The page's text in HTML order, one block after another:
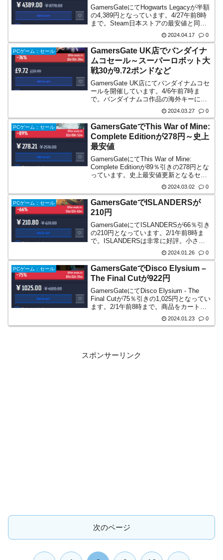
GamersGateにてHogwarts Legacyが半額
の4,389円となっています。4/27午前8時
まで。Steam日本ストアの最安値と同じ
価格でセールしているところ、カート内
で REVELIOCODIO とコードを入力する
と、さらに...
2024.04.17 0
PCゲーム：セール
GamersGate UK店でバンダイナ
ムコセール～スーパーロボット大
戦30が9.72ポンドなど
GamersGate UK店にてバンダイナムコセ
ールを開催しています。4/6午前7時ま
で。バンダイナムコ作品の海外キーに関
しては、Steam日本アカウントでアクテ
ィベート不可なものばかり。ですが以下
の作品たちはGamersGateやGame...
2024.03.27 0
PCゲーム：セール
GamersGateでThis War of Mine:
Complete Editionが278円～史上
最安値
GamersGateにてThis War of Mine:
Complete Editionが89％引きの278円とな
っています。史上最安値更新となるセー
ルは3/4午前8時まで。This War of Mineは
非常に好評。包囲され戦場とな...
2024.03.02 0
PCゲーム：セール
GamersGateでISLANDERSが
210円
GamersGateにてISLANDERSが66％引き
の210円となっています。2/1午前8時ま
で。ISLANDERSは非常に好評。小さな
島を開拓する街づくりゲームかと思いき
や、効率よく建物を配置して高得点を狙
うパズルゲーム。日本語UI付き...
2024.01.26 0
PCゲーム：セール
GamersGateでDisco Elysium –
The Final Cutが922円
GamersGateにてDisco Elysium - The
Final Cutが75％引きの1,025円となってい
ます。2/1午前8時まで。商品をカートに
入れた後PLEASEGODとコードを入力す
ることで、さらに割り引かれて922円と
2024.01.23 0
スポンサーリンク
次のページ